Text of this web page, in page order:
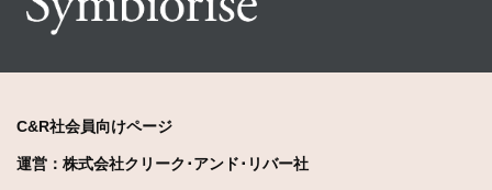
C&R社会員向けページ
運営：株式会社クリーク･アンド･リバー社